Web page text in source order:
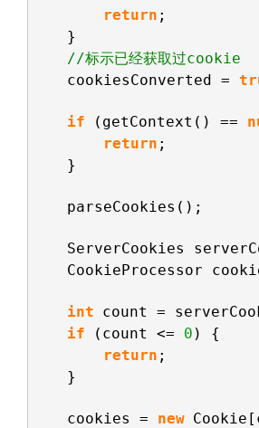
return ;
}
//标示已经获取过cookie
cookiesConverted =
if (getContext() ==
return ;
}
parseCookies();
ServerCookies
CookieProcessor
int count =
if
(count <= 0 ) {
return ;
}
cookies = new